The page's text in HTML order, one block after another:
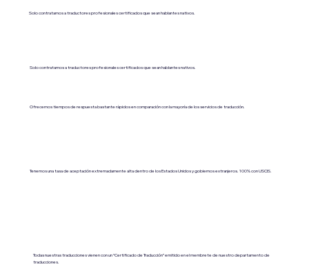
Solo contratamos a traductores profesionales certificados que sean hablantes nativos.
Solo contratamos a traductores profesionales certificados que sean hablantes nativos.
Ofrecemos tiempos de respuesta bastante rápidos en comparación con la mayoría de los servicios de traducción.
Tenemos una tasa de aceptación extremadamente alta dentro de los Estados Unidos y gobiernos extranjeros. 100% con USCIS.
Todas nuestras traducciones vienen con un “Certificado de Traducción” emitido en el membrete de nuestro departamento de
traducciones.